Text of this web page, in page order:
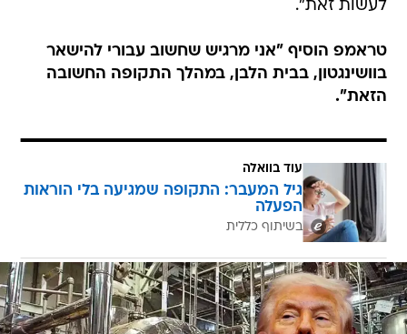
לעשות זאת".
טראמפ הוסיף "אני מרגיש שחשוב עבורי להישאר
בוושינגטון, בבית הלבן, במהלך התקופה החשובה
הזאת".
עוד בוואלה
גיל המעבר: התקופה שמגיעה בלי הוראות
הפעלה
בשיתוף כללית